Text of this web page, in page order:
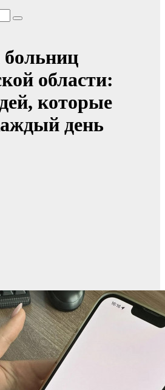
больниц
области:
которые
день